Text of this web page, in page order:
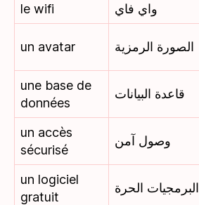
le wifi
واي فاي
un avatar الصورة الرمزية
une base de
données
قاعدة البيانات
un accès
sécurisé
وصول آمن
un logiciel
gratuit
البرمجيات الحرة